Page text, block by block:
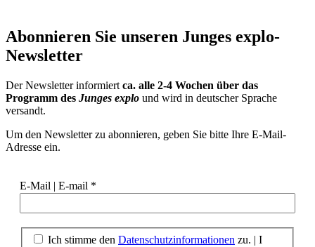
Abonnieren Sie unseren Junges explo-
Newsletter
Der Newsletter informiert ca. alle 2-4 Wochen über das
Programm des Junges explo und wird in deutscher Sprache
versandt.
Um den Newsletter zu abonnieren, geben Sie bitte Ihre E-Mail-
Adresse ein.
E-Mail | E-mail *
Ich stimme den Datenschutzinformationen zu. | I